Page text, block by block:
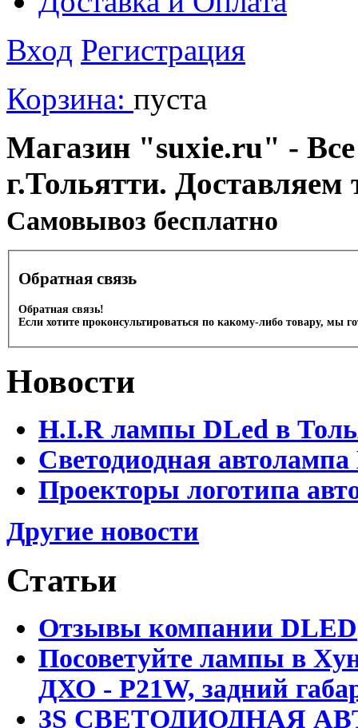
Вход Регистрация
Корзина: пуста
Магазин "suxie.ru" - Все
г.Тольятти.
Cамовывоз бесплатно
Обратная связь
Обратная связь!
Если хотите проконсультироваться по какому-либо товару, мы
Новости
H.I.R лампы DLed в
Светодиодная
Проекторы логотипа
Другие новости
Статьи
Отзывы компании DLED
Посоветуйте лампы в
ДХО - P21W, задний
3S СВЕТОДИОДНАЯ